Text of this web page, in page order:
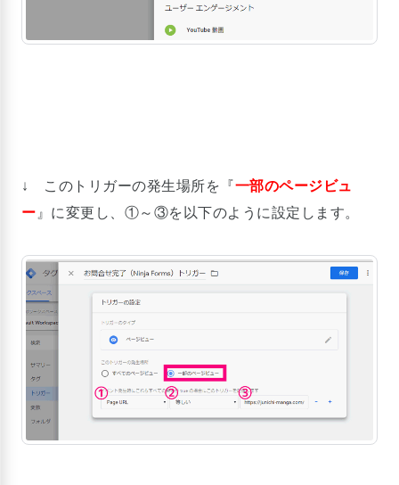
↓ このトリガーの発生場所を『 一部のページビュ
ー』に変更し、①～③を以下のように設定します。